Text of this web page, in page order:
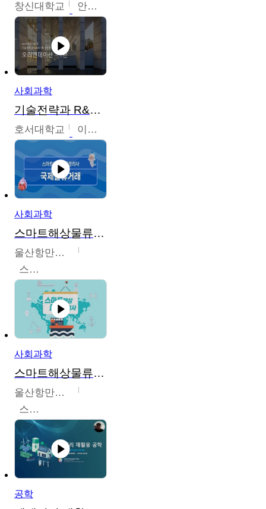
창신대학교 안소영
사회과학
기술전략과 R&D기획
호서대학교 이원희
사회과학
스마트해상물류관리사 교육과정
울산항만공사
스마트해상물류관리사 교육위원회
사회과학
스마트해상물류관리사 교육과정2
울산항만공사
스마트해상물류관리사 교육위원회
공학